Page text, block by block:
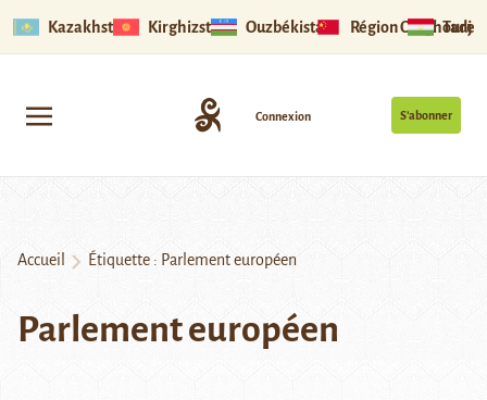
Kazakhstan Kirghizstan Ouzbékistan Région Ouïghoure
S’abonner
Connexion
Accueil Étiquette : Parlement européen
Parlement européen